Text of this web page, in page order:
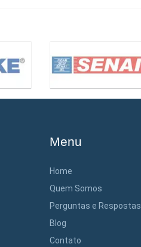
Menu
Home
Quem Somos
Perguntas e Respostas
Blog
Contato